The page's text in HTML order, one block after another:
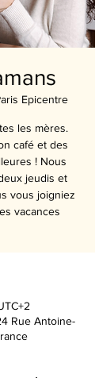
Epicentre
les mères.
café et des
! Nous
jeudis et
vous joigniez
vacances
Rue Antoine-